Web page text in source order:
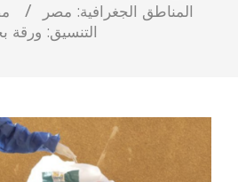
المناطق الجغرافية: مصر
التنسيق: ورقة